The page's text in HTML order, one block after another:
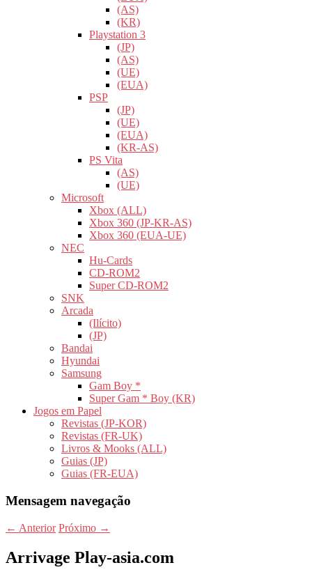
(AS)
(KR)
Playstation 3
(JP)
(AS)
(UE)
(EUA)
PSP
(JP)
(UE)
(EUA)
(KR-AS)
PS Vita
(AS)
(UE)
Microsoft
Xbox (ALL)
Xbox 360 (JP-KR-AS)
Xbox 360 (EUA-UE)
NEC
Hu-Cards
CD-ROM2
Super CD-ROM2
SNK
Arcada
(Ilícito)
(JP)
Bandai
Hyundai
Samsung
Gam Boy *
Super Gam * Boy (KR)
Jogos em Papel
Revistas (JP-KOR)
Revistas (FR-UK)
Livros & Mooks (ALL)
Guias (JP)
Guias (FR-EUA)
Mensagem navegação
← Anterior Próximo →
Arrivage Play-asia.com